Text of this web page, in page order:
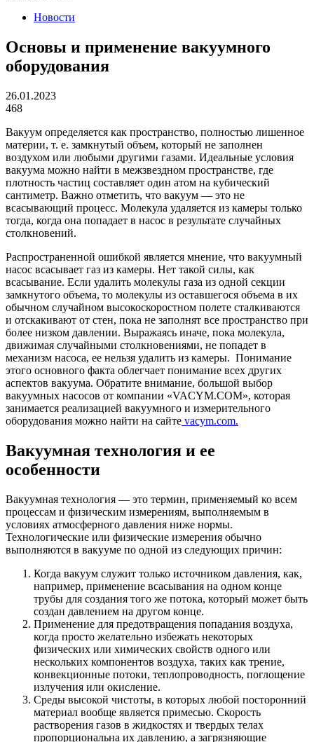
Новости
Основы и применение вакуумного
оборудования
26.01.2023
468
Вакуум определяется как пространство, полностью лишенное
материи, т. е. замкнутый объем, который не заполнен
воздухом или любыми другими газами. Идеальные условия
вакуума можно найти в межзвездном пространстве, где
плотность частиц составляет один атом на кубический
сантиметр. Важно отметить, что вакуум — это не
всасывающий процесс. Молекула удаляется из камеры только
тогда, когда она попадает в насос в результате случайных
столкновений.
Распространенной ошибкой является мнение, что вакуумный
насос всасывает газ из камеры. Нет такой силы, как
всасывание. Если удалить молекулы газа из одной секции
замкнутого объема, то молекулы из оставшегося объема в их
обычном случайном высокоскоростном полете сталкиваются
и отскакивают от стен, пока не заполнят все пространство при
более низком давлении. Выражаясь иначе, пока молекула,
движимая случайными столкновениями, не попадет в
механизм насоса, ее нельзя удалить из камеры. Понимание
этого основного факта облегчает понимание всех других
аспектов вакуума. Обратите внимание, большой выбор
вакуумных насосов от компании «VACYM.COM», которая
занимается реализацией вакуумного и измерительного
оборудования можно найти на сайте vacym.com.
Вакуумная технология и ее
особенности
Вакуумная технология — это термин, применяемый ко всем
процессам и физическим измерениям, выполняемым в
условиях атмосферного давления ниже нормы.
Технологические или физические измерения обычно
выполняются в вакууме по одной из следующих причин:
Когда вакуум служит только источником давления, как,
например, применение всасывания на одном конце
трубы для создания того же потока, который может быть
создан давлением на другом конце.
Применение для предотвращения попадания воздуха,
когда просто желательно избежать некоторых
физических или химических свойств одного или
нескольких компонентов воздуха, таких как трение,
конвекционные потоки, теплопроводность, поглощение
излучения или окисление.
Среды высокой чистоты, в которых любой посторонний
материал вообще является примесью. Скорость
растворения газов в жидкостях и твердых телах
пропорциональна их давлению, а загрязняющие